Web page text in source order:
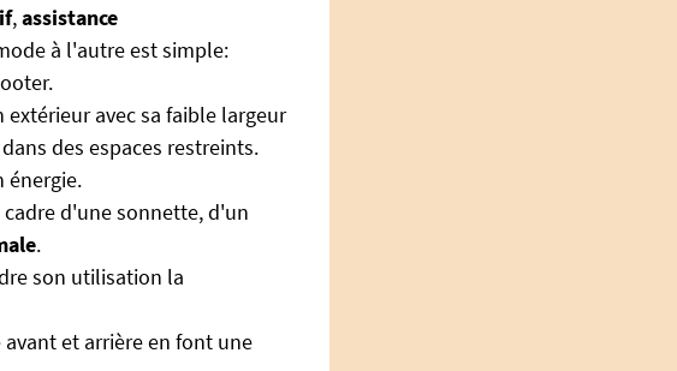
,assistance
à l'autre est simple:
avec sa faible largeur
dans des espaces restreints.
énergie.
d'une sonnette, d'un
.
son utilisation la
et arrière en font une